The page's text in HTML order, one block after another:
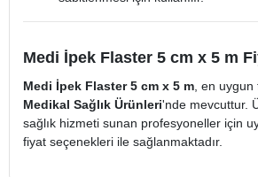
Medi İpek Flaster 5 cm x 5 m
Medi İpek Flaster 5 cm x 5 m, en uygun
Medikal Sağlık Ürünleri'nde mevcuttur.
sağlık hizmeti sunan profesyoneller için
fiyat seçenekleri ile sağlanmaktadır.